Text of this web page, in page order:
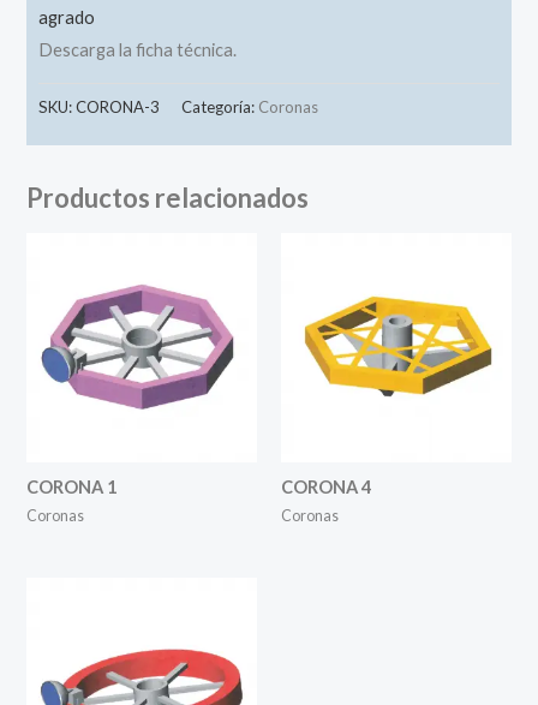
agrado
Descarga la ficha técnica.
SKU:CORONA-3 Categoría: Coronas
Productos relacionados
CORONA 1
Coronas
CORONA 4
Coronas